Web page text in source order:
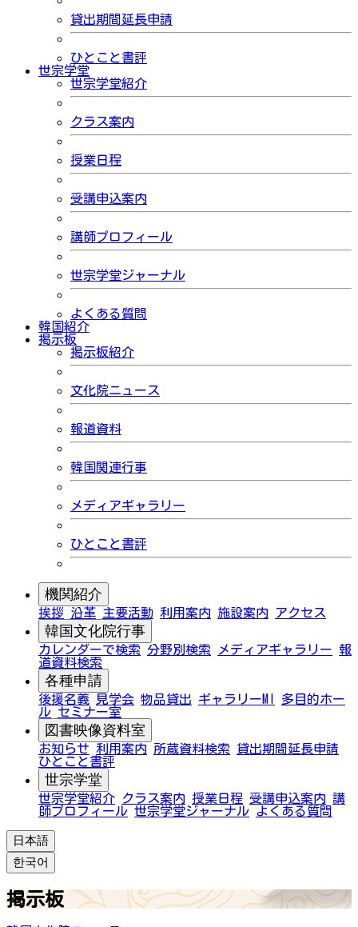
貸出期間延長申請
ひとこと書評
世宗学堂
世宗学堂紹介
クラス案内
授業日程
受講申込案内
講師プロフィール
世宗学堂ジャーナル
よくある質問
韓国紹介
掲示板
掲示板紹介
文化院ニュース
報道資料
韓国関連行事
メディアギャラリー
ひとこと書評
機関紹介
挨拶 沿革 主要活動 利用案内 施設案内 アクセス
韓国文化院行事
カレンダーで検索 分野別検索 メディアギャラリー 報
道資料検索
各種申請
後援名義 見学会 物品貸出 ギャラリーMI
多目的ホー
ル セミナー室
図書映像資料室
お知らせ 利用案内 所蔵資料検索
貸出期間延長申請
ひとこと書評
世宗学堂
世宗学堂紹介 クラス案内 授業日程 受講申込案内 講
師プロフィール 世宗学堂ジャーナル よくある質問
日本語
한국어
掲示板